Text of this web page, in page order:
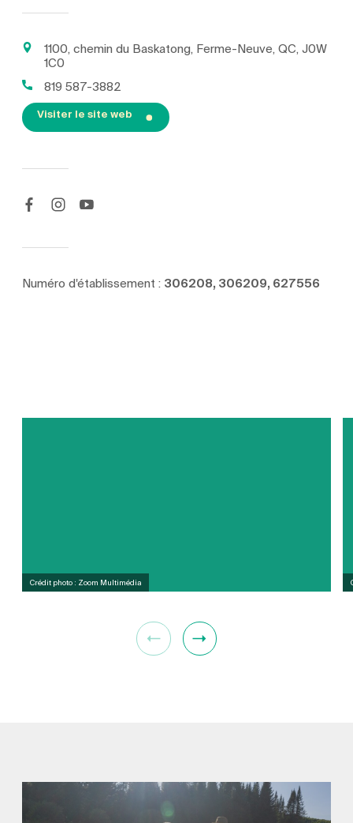
1100, chemin du Baskatong, Ferme-Neuve, QC, J0W
1C0
819 587-3882
Visiter le site web
Numéro d'établissement : 306208, 306209, 627556
Crédit photo : Zoom Multimédia